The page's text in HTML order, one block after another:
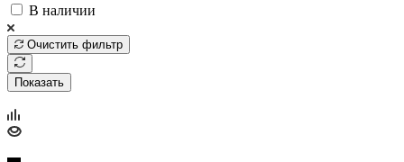
В наличии
Очистить фильтр
Показать